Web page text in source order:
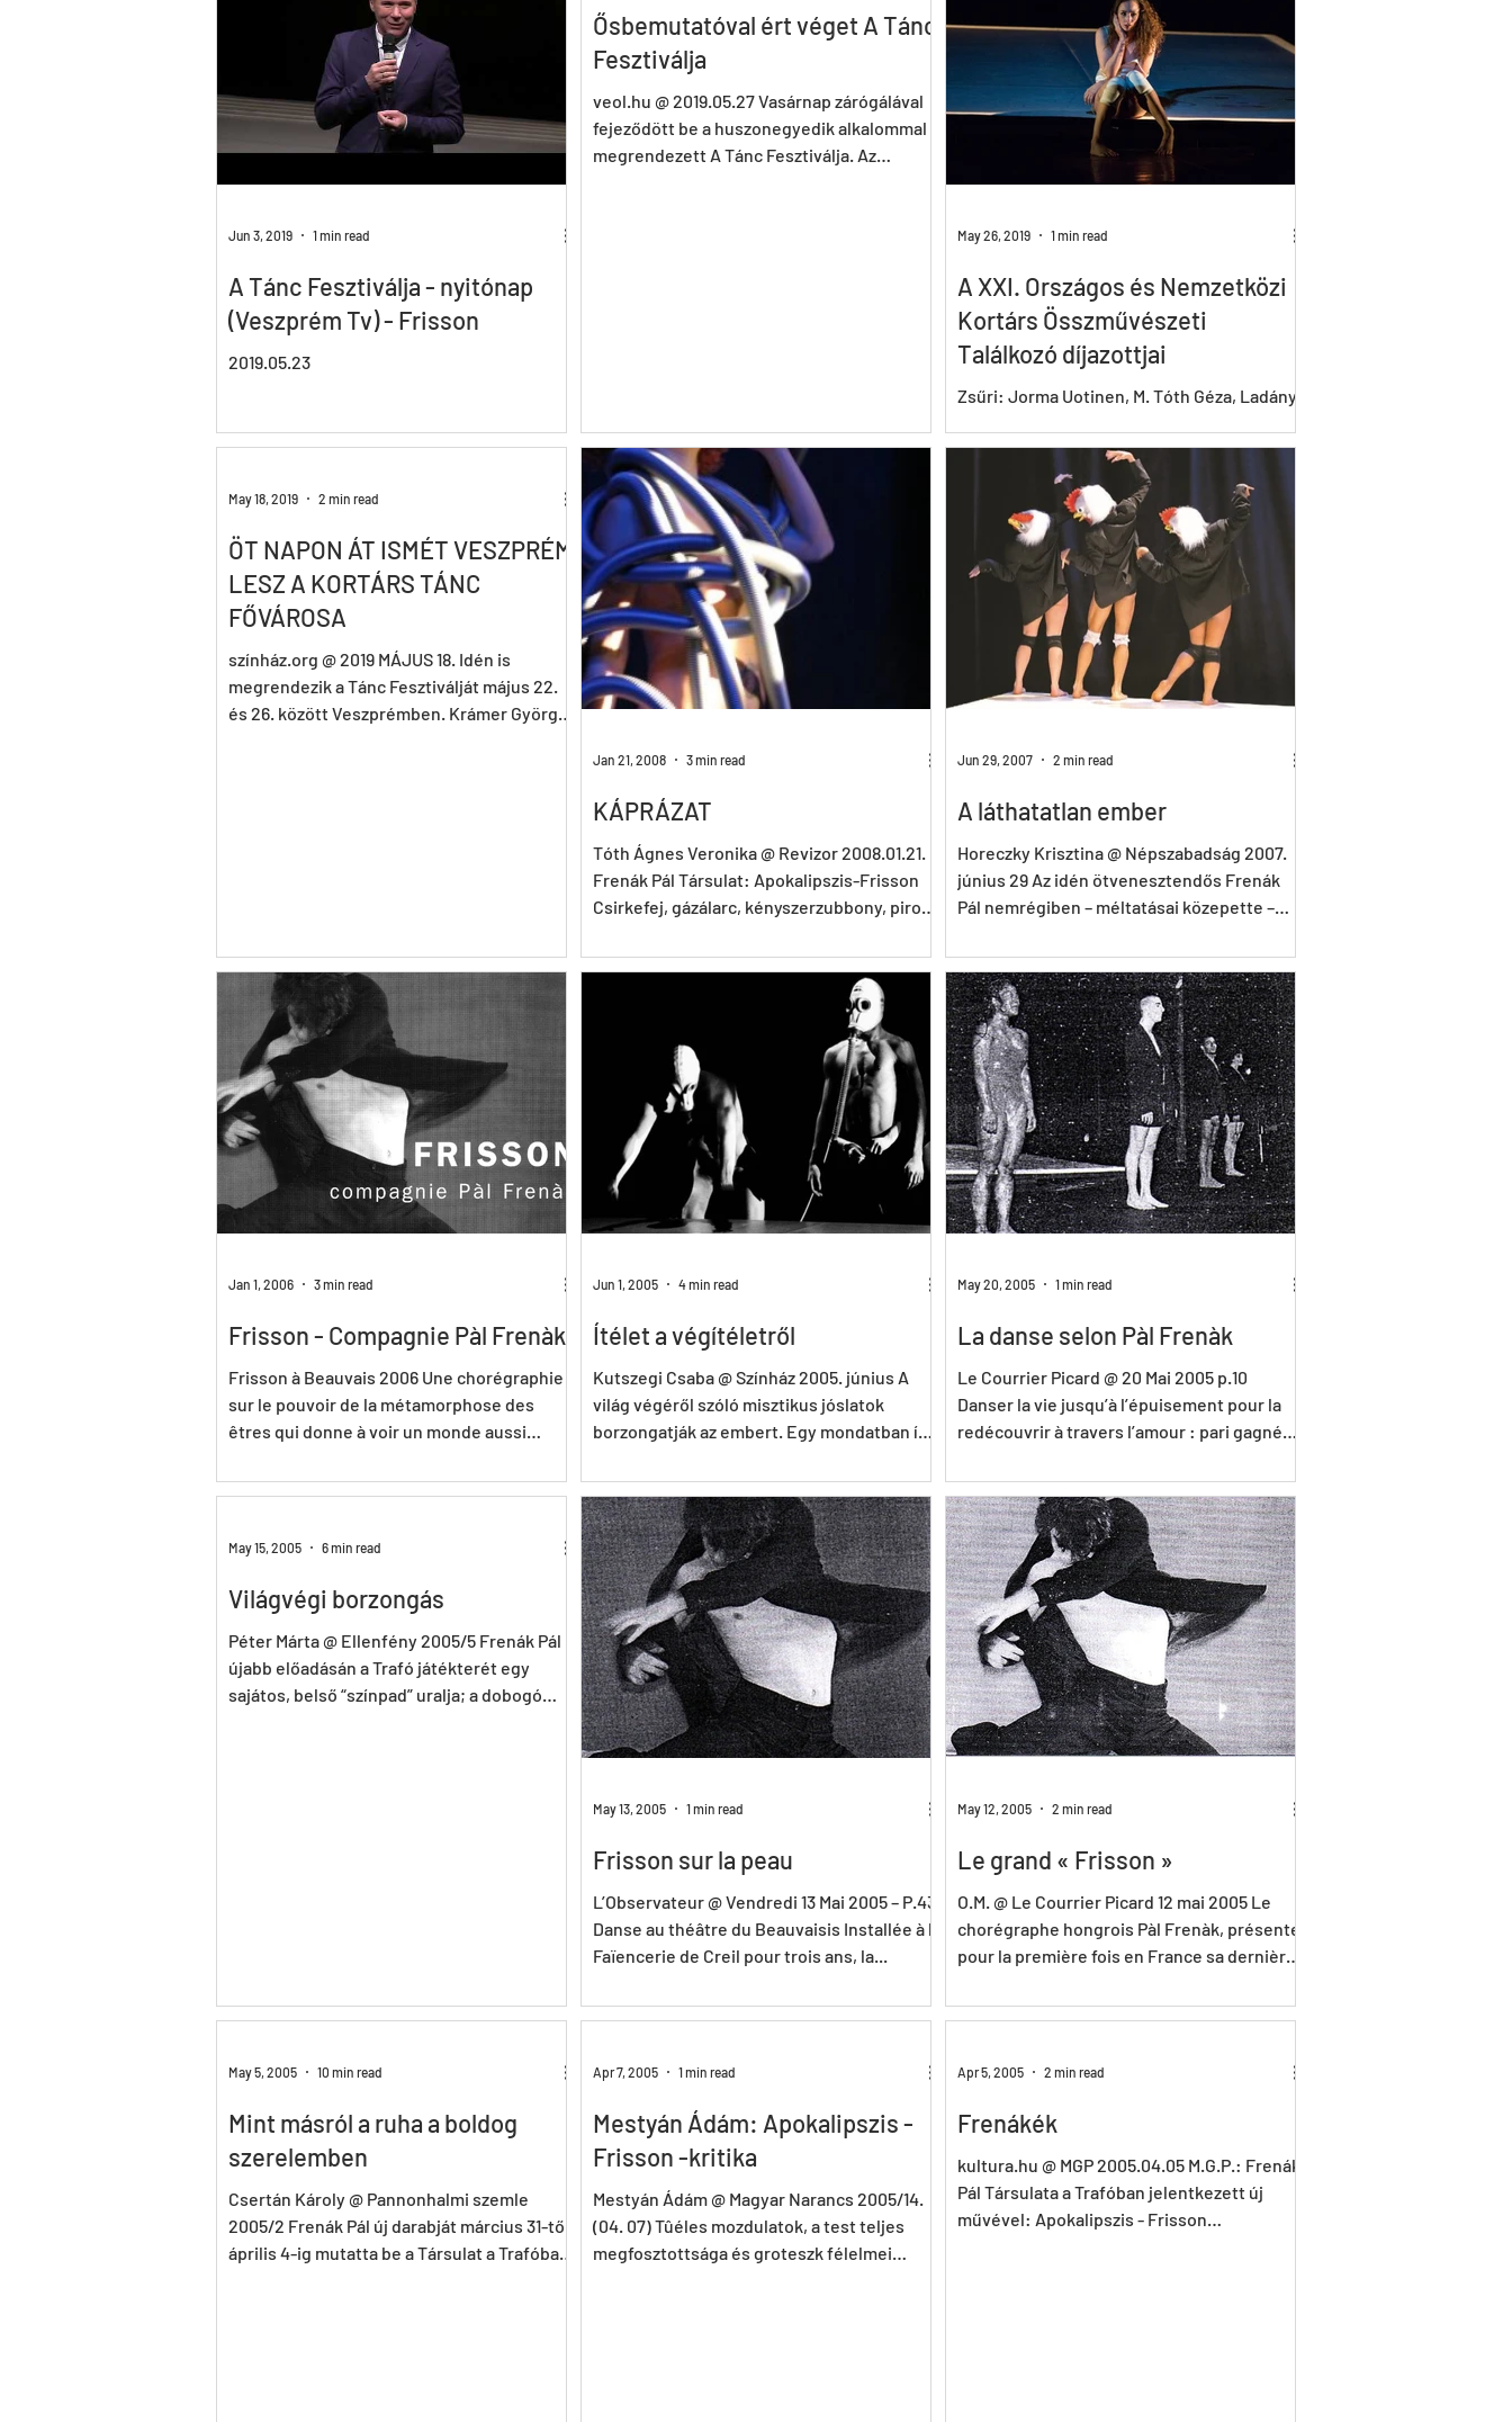
Rost & Frenak Wings
A Tánc Fesztiválja - nyitónap
(Veszprém Tv) - Frisson
2019.05.23
Jun 3, 2019 1 min read
Ősbemutatóval ért véget A Tánc
Fesztiválja
veol.hu @ 2019.05.27 Vasárnap zárógálával
fejeződött be a huszonegyedik alkalommal
megrendezett A Tánc Fesztiválja. Az
A XXI. Országos és Nemzetközi
Kortárs Összművészeti
Találkozó díjazottjai
Zsűri: Jorma Uotinen, M. Tóth Géza, Ladányi
Hegyeshalmi László – Fődíj: Frenák Pál
May 26, 2019 1 min read
ÖT NAPON ÁT ISMÉT VESZPRÉM
LESZ A KORTÁRS TÁNC
FŐVÁROSA
színház.org @ 2019 MÁJUS 18. Idén is
megrendezik a Tánc Fesztiválját május 22.
és 26. között Veszprémben. Krámer György,
May 18, 2019 2 min read
KÁPRÁZAT
Tóth Ágnes Veronika @ Revizor 2008.01.21.
Frenák Pál Társulat: Apokalipszis-Frisson
Csirkefej, gázálarc, kényszerzubbony, piros
Jan 21, 2008 3 min read
A láthatatlan ember
Horeczky Krisztina @ Népszabadság 2007.
június 29 Az idén ötvenesztendős Frenák
Pál nemrégiben – méltatásai közepette –
Jun 29, 2007 2 min read
Frisson - Compagnie Pàl Frenàk
Frisson à Beauvais 2006 Une chorégraphie
sur le pouvoir de la métamorphose des
êtres qui donne à voir un monde aussi
Jan 1, 2006 3 min read
Ítélet a végítéletről
Kutszegi Csaba @ Színház 2005. június A
világ végéről szóló misztikus jóslatok
borzongatják az embert. Egy mondatban így
Jun 1, 2005 4 min read
La danse selon Pàl Frenàk
Le Courrier Picard @ 20 Mai 2005 p.10
Danser la vie jusqu’à l’épuisement pour la
redécouvrir à travers l’amour : pari gagné
May 20, 2005 1 min read
Világvégi borzongás
Péter Márta @ Ellenfény 2005/5 Frenák Pál
újabb előadásán a Trafó játékterét egy
sajátos, belső “színpad” uralja; a dobogó
May 15, 2005 6 min read
Frisson sur la peau
L’Observateur @ Vendredi 13 Mai 2005 – P.43
Danse au théâtre du Beauvaisis Installée à la
Faïencerie de Creil pour trois ans, la...
May 13, 2005 1 min read
Le grand « Frisson »
O.M. @ Le Courrier Picard 12 mai 2005 Le
chorégraphe hongrois Pàl Frenàk, présente
pour la première fois en France sa dernière
May 12, 2005 2 min read
Mint másról a ruha a boldog
szerelemben
Csertán Károly @ Pannonhalmi szemle
2005/2 Frenák Pál új darabját március 31-től
április 4-ig mutatta be a Társulat a Trafóban.
May 5, 2005 10 min read
Mestyán Ádám: Apokalipszis -
Frisson -kritika
Mestyán Ádám @ Magyar Narancs 2005/14.
(04. 07) Tûéles mozdulatok, a test teljes
megfosztottsága és groteszk félelmei
Apr 7, 2005 1 min read
Frenákék
kultura.hu @ MGP 2005.04.05 M.G.P.: Frenák
Pál Társulata a Trafóban jelentkezett új
művével: Apokalipszis - Frisson
Apr 5, 2005 2 min read